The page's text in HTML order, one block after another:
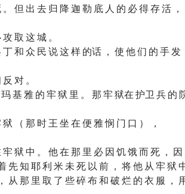
但 出 去 归 降 迦 勒 底 人 的 必 得 存 活 ，
取 这 城 。
和 众 民 说 这 样 的话 ， 使 他 们 的 手 发
对 。
基 雅 的 牢 狱 里 。 那 牢 狱在 护卫 兵 的
（ 那 时 王 坐 在 便 雅 悯 门 口 ） ，
狱 中 。 他 在 那 里 必 因 饥 饿 而 死 ， 因
知 耶 利 米 未 死 以 前 ， 将 他 从 牢 狱
那 里 取 了 些 碎 布 和 破 烂 的 衣 服 ，